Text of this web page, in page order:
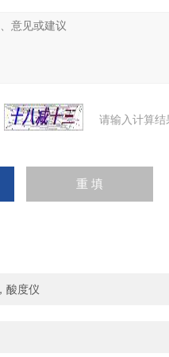
请输入计算
酸度仪